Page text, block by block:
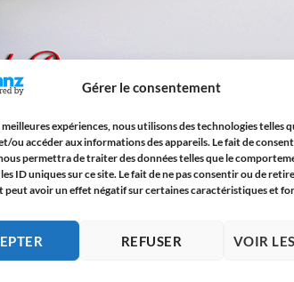
Gérer le consentement
expériences, nous utilisons des technologies telles
ou accéder aux informations des appareils. Le fait de
permettra de traiter des données telles que le
ID uniques sur ce site. Le fait de ne pas consentir ou de
peut avoir un effet négatif sur certaines caractéristiques et
REFUSER VOIR LES
à votre amoureux? Trouvez le message
nos quelques exemples de petits mots
lui « je t’aime », beau texte d’amour et